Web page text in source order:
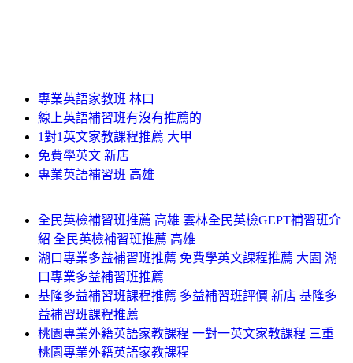
專業英語家教班 林口
線上英語補習班有沒有推薦的
1對1英文家教課程推薦 大甲
免費學英文 新店
專業英語補習班 高雄
全民英檢補習班推薦 高雄 雲林全民英檢GEPT補習班介
紹 全民英檢補習班推薦 高雄
湖口專業多益補習班推薦 免費學英文課程推薦 大園 湖
口專業多益補習班推薦
基隆多益補習班課程推薦 多益補習班評價 新店 基隆多
益補習班課程推薦
桃園專業外籍英語家教課程 一對一英文家教課程 三重
桃園專業外籍英語家教課程